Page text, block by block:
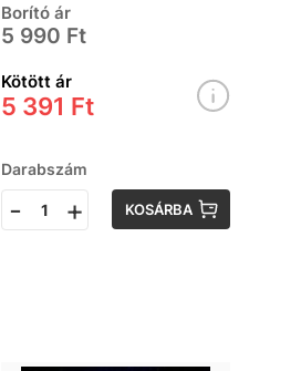
Borító ár
5 990 Ft
Kötött ár
5 391 Ft
Darabszám
- + KOSÁRBA